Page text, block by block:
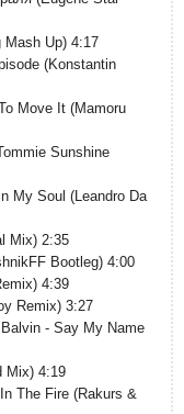
Up) 4:17
(Konstantin
Move It (Mamoru
Sunshine
My Soul (Leandro Da
Mix) 2:35
Bootleg) 4:00
4:39
Remix) 3:27
- Say My Name
Mix) 4:19
The Fire (Rakurs &